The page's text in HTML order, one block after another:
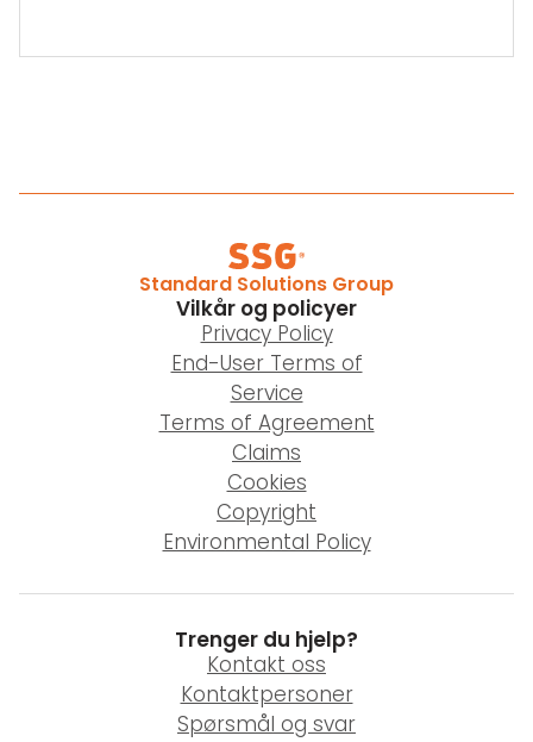
Standard Solutions Group
Vilkår og policyer
Privacy Policy
End-User Terms of
Service
Terms of Agreement
Claims
Cookies
Copyright
Environmental Policy
Trenger du hjelp?
Kontakt oss
Kontaktpersoner
Spørsmål og svar